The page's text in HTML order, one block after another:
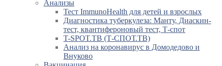
Анализы
Тест ImmunoHealth для детей и взрослых
Диагностика туберкулеза: Манту, Диаскин-
тест, квантифероновый тест, Т-спот
T-SPOT.TB (Т-СПОТ.ТВ)
Анализ на коронавирус в Домодедово и
Внуково